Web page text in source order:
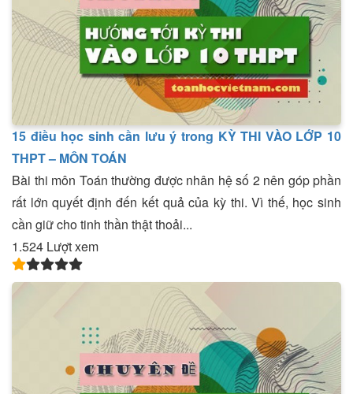
15 điều học sinh cần lưu ý trong KỲ THI VÀO LỚP 10
THPT – MÔN TOÁN
Bài thi môn Toán thường được nhân hệ số 2 nên góp phần
rất lớn quyết định đến kết quả của kỳ thi. Vì thế, học sinh
cần giữ cho tinh thần thật thoải...
1.524 Lượt xem